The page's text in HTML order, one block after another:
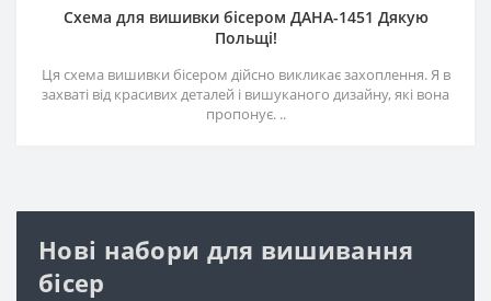
Схема для вишивки бісером ДАНА-1451 Дякую
Польщі!
Ця схема вишивки бісером дійсно викликає захоплення. Я в
захваті від красивих деталей і вишуканого дизайну, які вона
пропонує. ..
Нові набори для вишивання
бісер